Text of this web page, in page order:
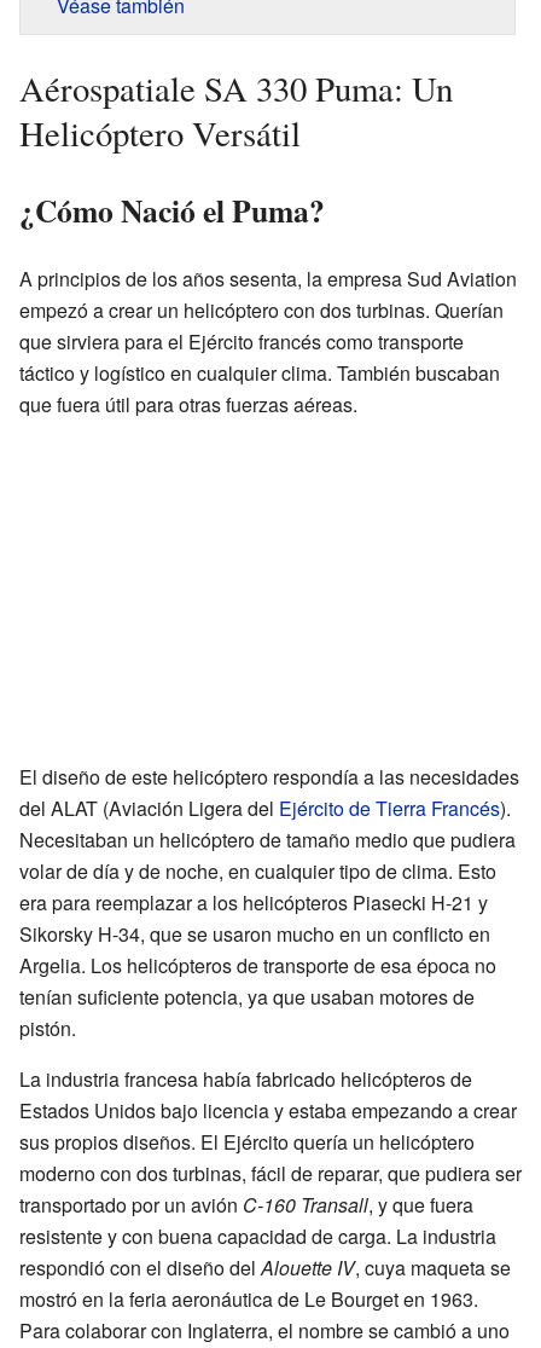
Aérospatiale SA 330 Puma: Un
Helicóptero Versátil
¿Cómo Nació el Puma?
A principios de los años sesenta, la empresa Sud Aviation
empezó a crear un helicóptero con dos turbinas. Querían
que sirviera para el Ejército francés como transporte
táctico y logístico en cualquier clima. También buscaban
que fuera útil para otras fuerzas aéreas.
El diseño de este helicóptero respondía a las necesidades
del ALAT (Aviación Ligera del Ejército de Tierra Francés).
Necesitaban un helicóptero de tamaño medio que pudiera
volar de día y de noche, en cualquier tipo de clima. Esto
era para reemplazar a los helicópteros Piasecki H-21 y
Sikorsky H-34, que se usaron mucho en un conflicto en
Argelia. Los helicópteros de transporte de esa época no
tenían suficiente potencia, ya que usaban motores de
pistón.
La industria francesa había fabricado helicópteros de
Estados Unidos bajo licencia y estaba empezando a crear
sus propios diseños. El Ejército quería un helicóptero
moderno con dos turbinas, fácil de reparar, que pudiera ser
transportado por un avión C-160 Transall, y que fuera
resistente y con buena capacidad de carga. La industria
respondió con el diseño delAlouette IV, cuya maqueta se
mostró en la feria aeronáutica de Le Bourget en 1963.
Para colaborar con Inglaterra, el nombre se cambió a uno